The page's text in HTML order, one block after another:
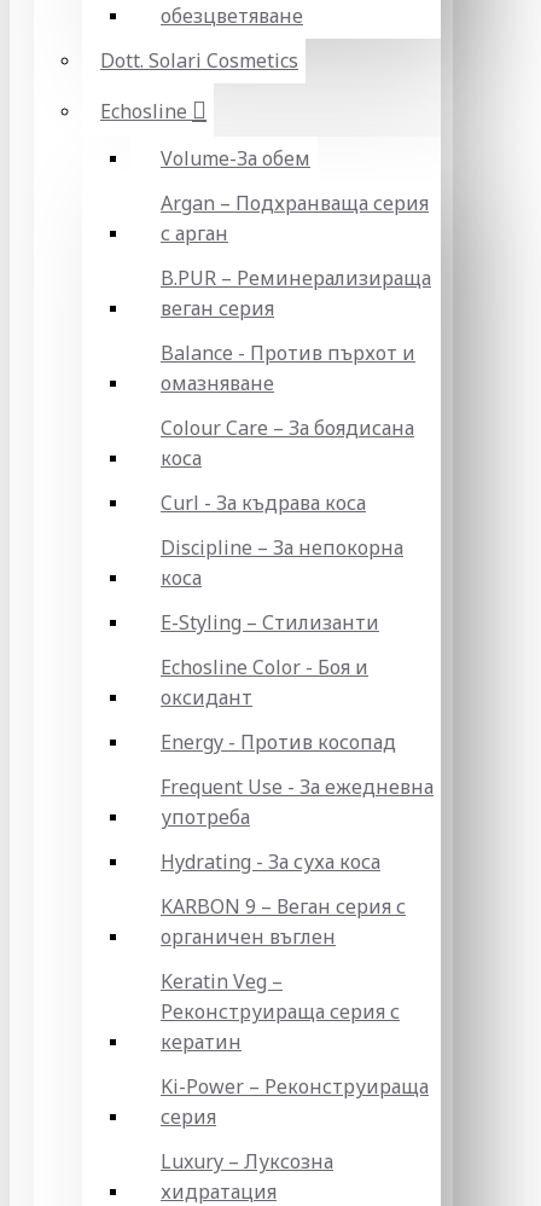
обезцветяване
Dott. Solari Cosmetics
Echosline
Volume-За обем
Argan – Подхранваща серия
с арган
B.PUR – Реминерализираща
веган серия
Balance - Против пърхот и
омазняване
Colour Care – За боядисана
коса
Curl - За къдрава коса
Discipline – За непокорна
коса
E-Styling – Стилизанти
Echosline Color - Боя и
оксидант
Energy - Против косопад
Frequent Use - За ежедневна
употреба
Hydrating - За суха коса
KARBON 9 – Веган серия с
органичен въглен
Keratin Veg –
Реконструираща серия с
кератин
Ki-Power – Реконструираща
серия
Luxury – Луксозна
хидратация